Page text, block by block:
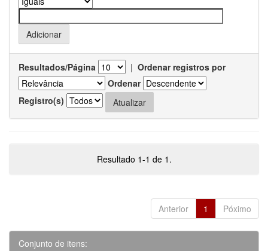
Resultados/Página | Ordenar registros por
Ordenar
Registro(s)
Resultado 1-1 de 1.
Anterior 1 Póximo
Conjunto de itens: